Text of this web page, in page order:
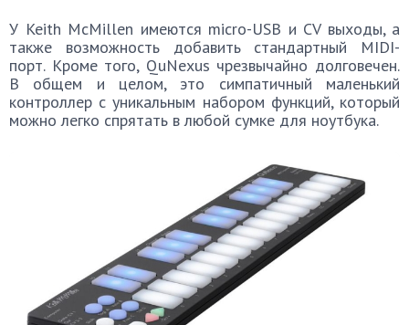
У Keith McMillen имеются micro-USB и CV выходы, а
также возможность добавить стандартный MIDI-
порт. Кроме того, QuNexus чрезвычайно долговечен.
В общем и целом, это симпатичный маленький
контроллер с уникальным набором функций, который
можно легко спрятать в любой сумке для ноутбука.